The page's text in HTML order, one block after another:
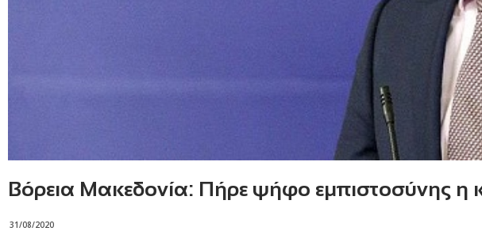
Βόρεια Μακεδονία: Πήρε ψήφο εμπιστοσύνης η
31/08/2020